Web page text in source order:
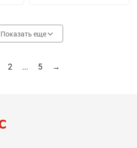
Показать еще
2 ... 5 →